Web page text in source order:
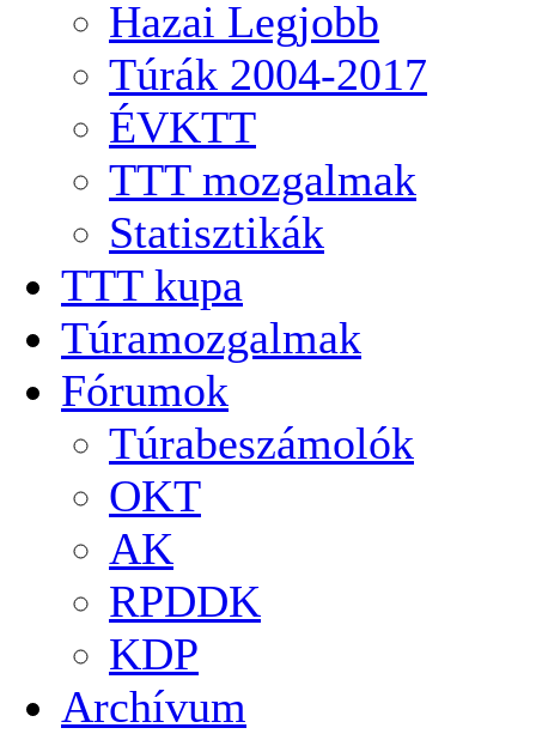
Hazai Legjobb
Túrák 2004-2017
ÉVKTT
TTT mozgalmak
Statisztikák
TTT kupa
Túramozgalmak
Fórumok
Túrabeszámolók
OKT
AK
RPDDK
KDP
Archívum